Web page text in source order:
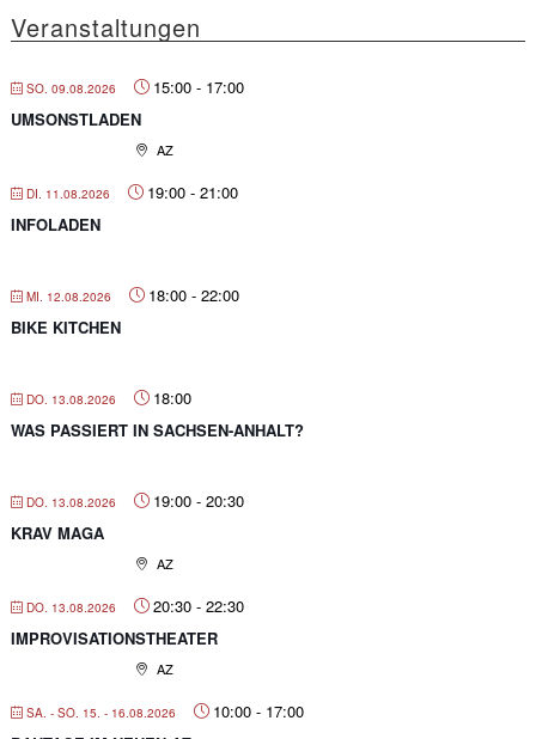
e
n
Veranstaltungen
SO. 09.08.2026 15:00- 17:00
UMSONSTLADEN
AZ
DI. 11.08.2026 19:00- 21:00
INFOLADEN
MI. 12.08.2026 18:00- 22:00
BIKE KITCHEN
DO. 13.08.2026
18:00
WAS PASSIERT IN SACHSEN-ANHALT?
DO. 13.08.2026 19:00- 20:30
KRAV MAGA
AZ
DO. 13.08.2026 20:30- 22:30
IMPROVISATIONSTHEATER
AZ
SA. - SO. 15. - 16.08.2026 10:00- 17:00